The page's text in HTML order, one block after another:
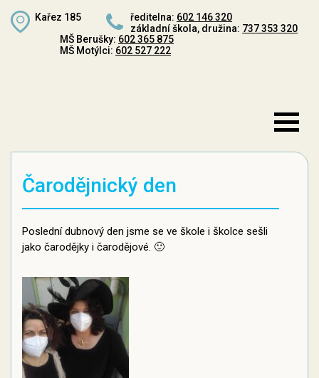
Kařez 185 ředitelna: 602 146 320
základní škola, družina: 737 353 320
MŠ Berušky: 602 365 875
MŠ Motýlci: 602 527 222
Čarodějnický den
Poslední dubnový den jsme se ve škole i školce sešli
jako čarodějky i čarodějové. 🙂